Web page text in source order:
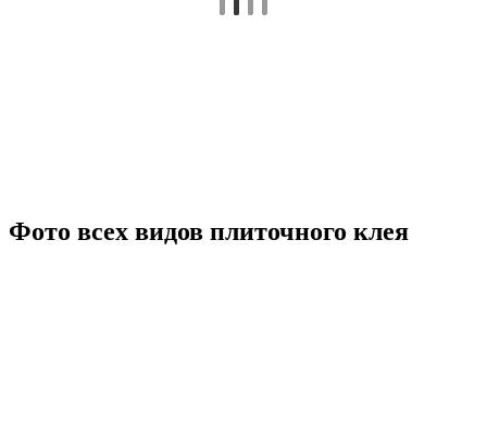
Фото всех видов плиточного клея